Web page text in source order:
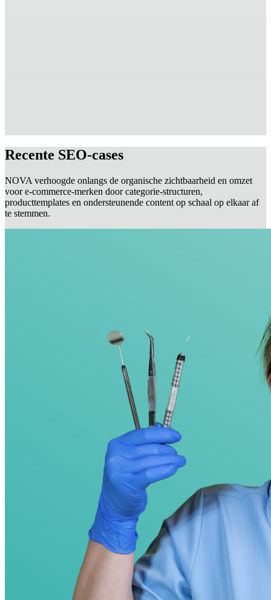
Recente SEO-cases
NOVA verhoogde onlangs de organische zichtbaarheid en omzet
voor e‑commerce-merken door categorie-structuren,
producttemplates en ondersteunende content op schaal op elkaar af
te stemmen.